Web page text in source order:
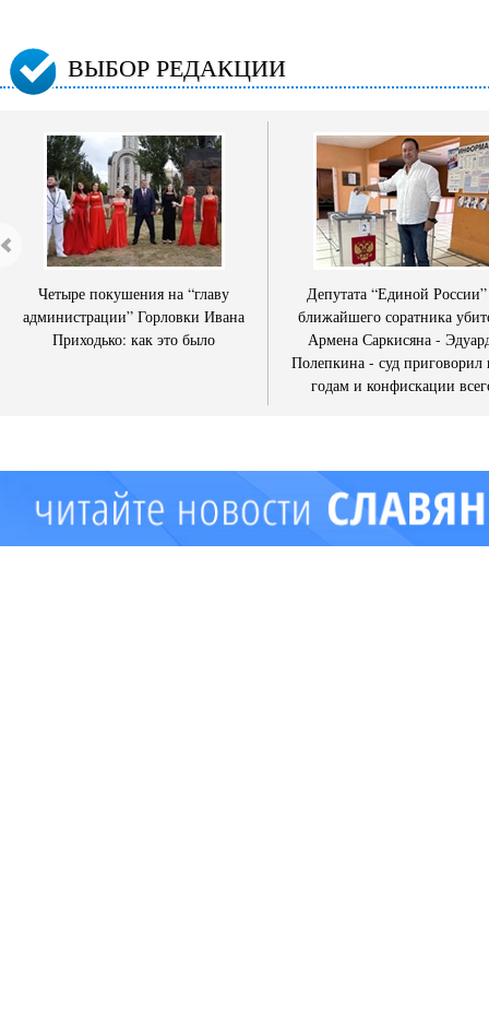
ВЫБОР РЕДАКЦИИ
Четыре покушения на “главу
администрации” Горловки Ивана
Приходько: как это было
Депутата “Единой
ближайшего соратника
Армена Саркисяна -
Полепкина - суд приговорил
годам и конфискации